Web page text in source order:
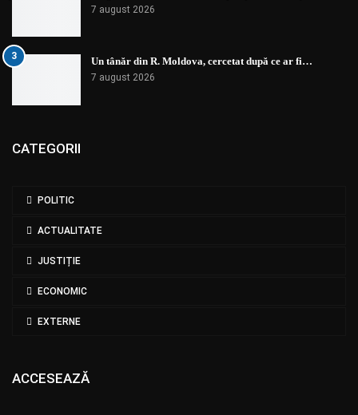
7 august 2026
3 Un tânăr din R. Moldova, cercetat după ce ar fi…
7 august 2026
CATEGORII
POLITIC
ACTUALITATE
JUSTIȚIE
ECONOMIC
EXTERNE
ACCESEAZĂ